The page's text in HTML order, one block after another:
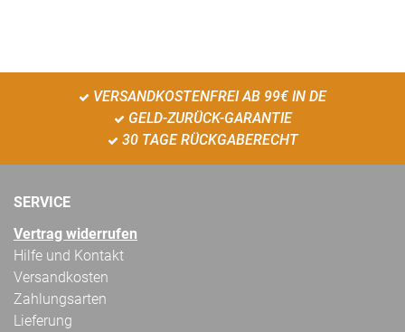
VERSANDKOSTENFREI AB 99€ IN DE
GELD-ZURÜCK-GARANTIE
30 TAGE RÜCKGABERECHT
SERVICE
Vertrag widerrufen
Hilfe und Kontakt
Versandkosten
Zahlungsarten
Lieferung